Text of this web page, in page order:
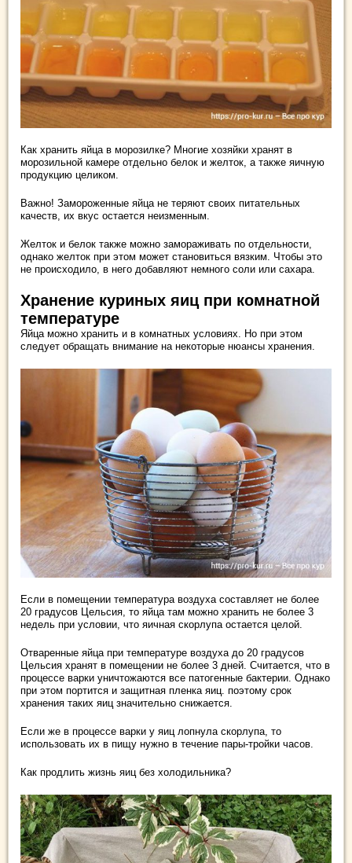
Как хранить яйца в морозилке? Многие хозяйки хранят в
морозильной камере отдельно белок и желток, а также яичную
продукцию целиком.
Важно! Замороженные яйца не теряют своих питательных
качеств, их вкус остается неизменным.
Желток и белок также можно замораживать по отдельности,
однако желток при этом может становиться вязким. Чтобы это
не происходило, в него добавляют немного соли или сахара.
Хранение куриных яиц при комнатной
температуре
Яйца можно хранить и в комнатных условиях. Но при этом
следует обращать внимание на некоторые нюансы хранения.
Если в помещении температура воздуха составляет не более
20 градусов Цельсия, то яйца там можно хранить не более 3
недель при условии, что яичная скорлупа остается целой.
Отваренные яйца при температуре воздуха до 20 градусов
Цельсия хранят в помещении не более 3 дней. Считается, что в
процессе варки уничтожаются все патогенные бактерии. Однако
при этом портится и защитная пленка яиц. поэтому срок
хранения таких яиц значительно снижается.
Если же в процессе варки у яиц лопнула скорлупа, то
использовать их в пищу нужно в течение пары-тройки часов.
Как продлить жизнь яиц без холодильника?